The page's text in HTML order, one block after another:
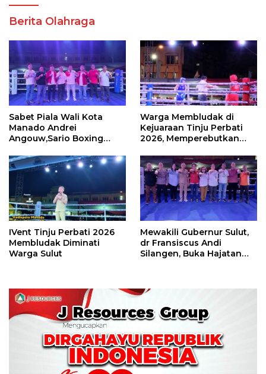
Berita Olahraga
Sabet Piala Wali Kota
Manado Andrei
Angouw,Sario Boxing
Perbati 2026
Warga Membludak di
Kejuaraan Tinju Perbati
2026, Memperebutkan
IVent Tinju Perbati 2026
Membludak Diminati
Warga Sulut
Mewakili Gubernur Sulut,
dr Fransiscus Andi
Silangen, Buka Hajatan